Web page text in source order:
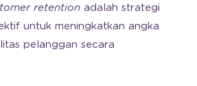
retention adalah strategi
untuk meningkatkan angka
pelanggan secara